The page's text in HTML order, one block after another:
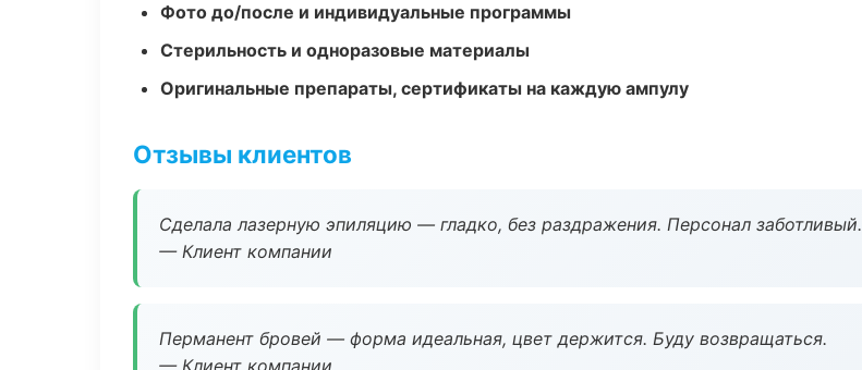
Фото до/после и индивидуальные программы
Стерильность и одноразовые материалы
Оригинальные препараты, сертификаты на каждую ампулу
Отзывы клиентов
Сделала лазерную эпиляцию — гладко, без раздражения. Персонал заботливый.
— Клиент компании
Перманент бровей — форма идеальная, цвет держится. Буду возвращаться.
— Клиент компании